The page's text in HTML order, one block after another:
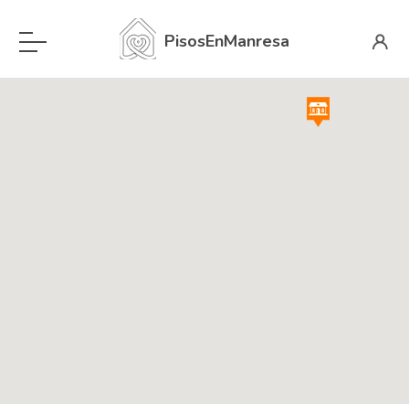
PisosEnManresa